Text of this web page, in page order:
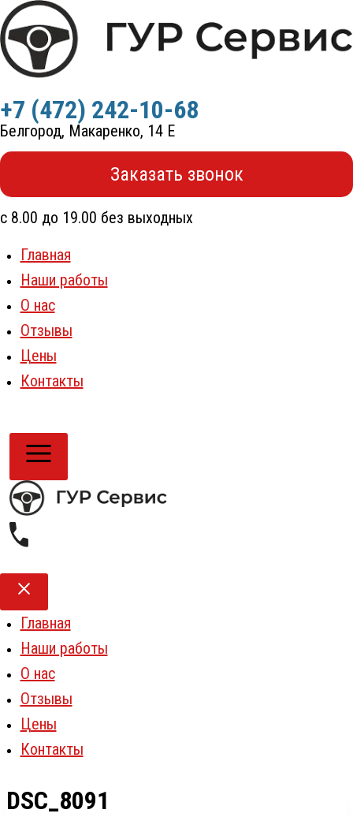
Перейти
к
содержимому
+7 (472) 242-10-68
Белгород, Макаренко, 14 Е
Заказать звонок
с 8.00 до 19.00 без выходных
Главная
Наши работы
О нас
Отзывы
Цены
Контакты
Главная
Наши работы
О нас
Отзывы
Цены
Контакты
DSC_8091